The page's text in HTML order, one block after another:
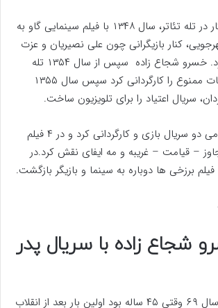
بعد از چندین سال کار در تله تئاتر، سال ۱۳۴۸ با فیلم سینمایی گاو به
کنار بازیگرانی چون علی نصیریان و عزت
الله انتظامی بازی کرد. خسرو شجاع زاده سپس از سال ۱۳۵۴ تله
تئاتر استعمال دخانیات ممنوع را کارگردانی کرد سپس سال ۱۳۵۵
سریال اعتیاد را برای تلویزیون ساخت.
تا قبل از انقلاب اسلامی دو سریال بازی و کارگردانی کرد و در ۴ فیلم
– قیامت – غریبه و مه ایفای نقش کرد.در
زاده با سریال پدر
آقای شجاع زاده در سال ۶۹ وقتی ۴۵ ساله بود اولین بار بعد از انقلاب